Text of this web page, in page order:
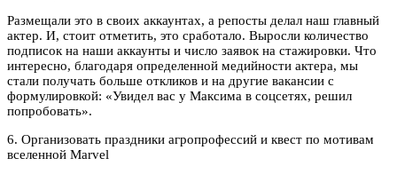
Размещали это в своих аккаунтах, а репосты делал наш главный
актер. И, стоит отметить, это сработало. Выросли количество
подписок на наши аккаунты и число заявок на стажировки. Что
интересно, благодаря определенной медийности актера, мы
стали получать больше откликов и на другие вакансии с
формулировкой: «Увидел вас у Максима в соцсетях, решил
попробовать».
6. Организовать праздники агропрофессий и квест по мотивам
вселенной Marvel